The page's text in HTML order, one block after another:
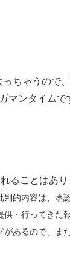
ちゃうので
マンタイムで
ることはあり
判的内容は、承
・行ってきた
があるので、ま